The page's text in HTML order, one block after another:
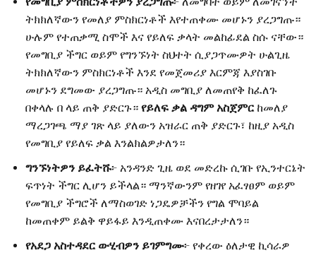
ትክክለኛውን የመለያ ምስክርነቶች እየተጠቀሙ መሆኑን ያረጋግጡ።
ሁሉም የተጠቃሚ ስሞች እና የይለፍ ቃላት መልከፊደል ስሱ ናቸው።
የመግቢያ ችግር ወይም የግንኙነት ስህተት ሲያጋጥሙዎት ሁልጊዜ
ትክክለኛውን ምስክርነቶች እንደ የመጀመሪያ እርምጃ እያስገቡ
መሆኑን ደግመው ያረጋግጡ። አዲስ መግቢያ ለመጠየቅ ከፈለጉ
በቀላሉ በ ላይ ጠቅ ያድርጉ። የይለፍ ቃል ዳግም አስጀምርከመለያ
ማረጋገጫ ማያ ገጽ ላይ ያለውን አዝራር ጠቅ ያድርጉ፣ ከዚያ አዲስ
የመግቢያ የይለፍ ቃል እንልክልዎታለን።
ግንኙነትዎን ይፈትሹ፦ አንዳንድ ጊዜ ወደ መድረኩ ሲገቡ የኢንተርኔት
ፍጥነት ችግር ሊሆን ይችላል። ማንኛውንም የዘገየ አፈፃፀም ወይም
የመግቢያ ችግሮች ለማስወገድ ነጋዴዎቻችን የግል ሞባይል
ከመጠቀም ይልቅ ዋይፋይ እንዲጠቀሙ እናበረታታለን።
የአደጋ አስተዳደር ውሂብዎን ይገምግሙ፦ የቀረው ዕለታዊ ኪሳራዎ